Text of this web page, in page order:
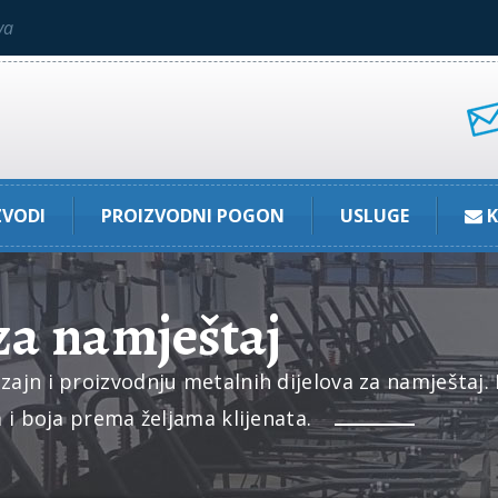
PROIZVODNI POGON USLUGE
namještaj
i proizvodnju metalnih dijelova za
i boja prema željama klijenata.